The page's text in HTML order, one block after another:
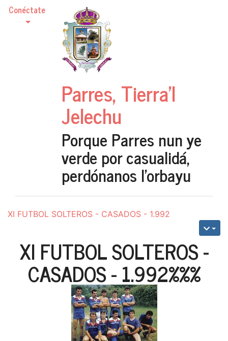
Conéctate
Parres, Tierra'l
Jelechu
Porque Parres nun ye
verde por casualidá,
perdónanos l'orbayu
XI FUTBOL SOLTEROS - CASADOS - 1.992
XI FUTBOL SOLTEROS -
CASADOS - 1.992%%%